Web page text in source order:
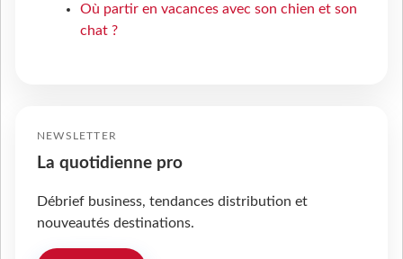
Où partir en vacances avec son chien et son
chat ?
NEWSLETTER
La quotidienne pro
Débrief business, tendances distribution et
nouveautés destinations.